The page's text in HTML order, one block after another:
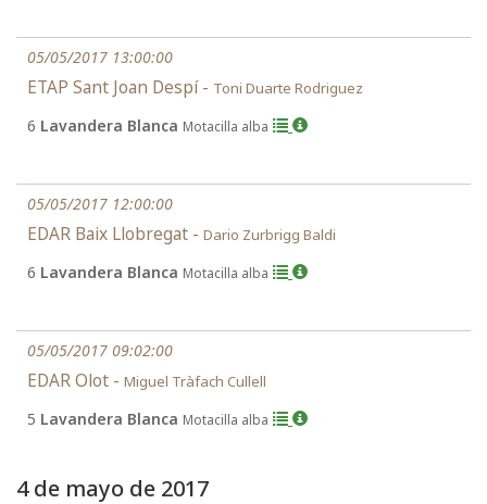
05/05/2017 13:00:00
ETAP Sant Joan Despí - Toni Duarte Rodriguez
6 Lavandera Blanca Motacilla alba
05/05/2017 12:00:00
EDAR Baix Llobregat - Dario Zurbrigg Baldi
6 Lavandera Blanca Motacilla alba
05/05/2017 09:02:00
EDAR Olot - Miguel Tràfach Cullell
5 Lavandera Blanca Motacilla alba
4 de mayo de 2017